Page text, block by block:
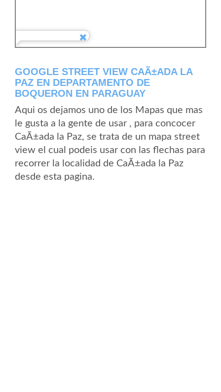
GOOGLE STREET VIEW CAÃ±ADA LA
PAZ EN DEPARTAMENTO DE
BOQUERON EN PARAGUAY
Aqui os dejamos uno de los Mapas que mas
le gusta a la gente de usar , para concocer
CaÃ±ada la Paz, se trata de un mapa street
view el cual podeis usar con las flechas para
recorrer la localidad de CaÃ±ada la Paz
desde esta pagina.